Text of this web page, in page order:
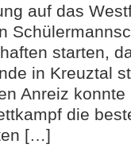
auf das
starten,
in Kreuztal
Anreiz
die
[…]